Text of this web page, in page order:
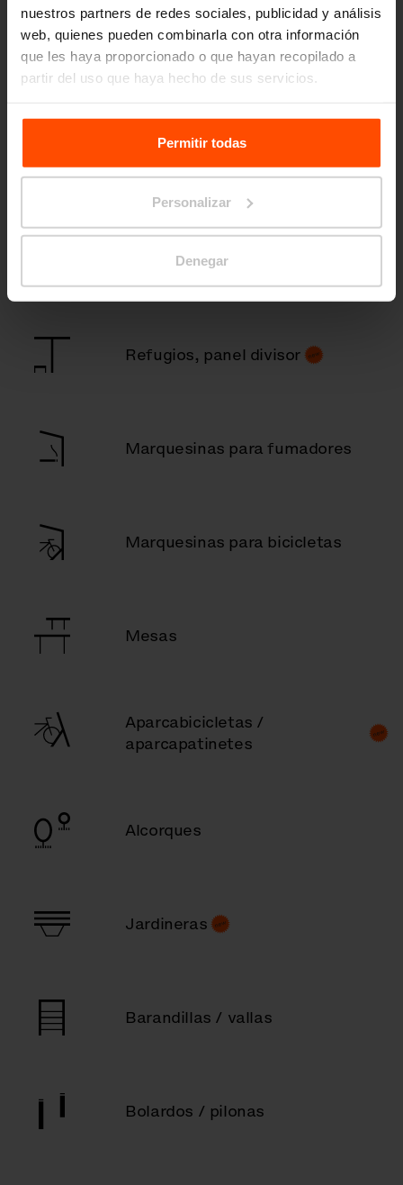
nuestros partners de redes sociales, publicidad y análisis
web, quienes pueden combinarla con otra información
que les haya proporcionado o que hayan recopilado a
partir del uso que haya hecho de sus servicios.
Para más información, visitePrinciples Relating to the
Processing Personal Data.Permitir todas
Personalizar
Denegar
Marquesinas de autobús
Papeleras
Ceniceros
Refugios, panel divisor
Marquesinas para fumadores
Marquesinas para bicicletas
Mesas
Aparcabicicletas /
aparcapatinetes
Alcorques
Jardineras
Barandillas / vallas
Bolardos / pilonas